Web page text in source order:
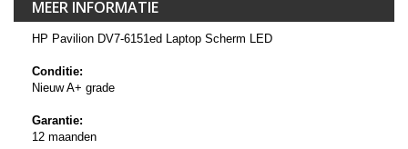
MEER INFORMATIE
HP Pavilion DV7-6151ed Laptop Scherm LED
Conditie:
Nieuw A+ grade
Garantie:
12 maanden